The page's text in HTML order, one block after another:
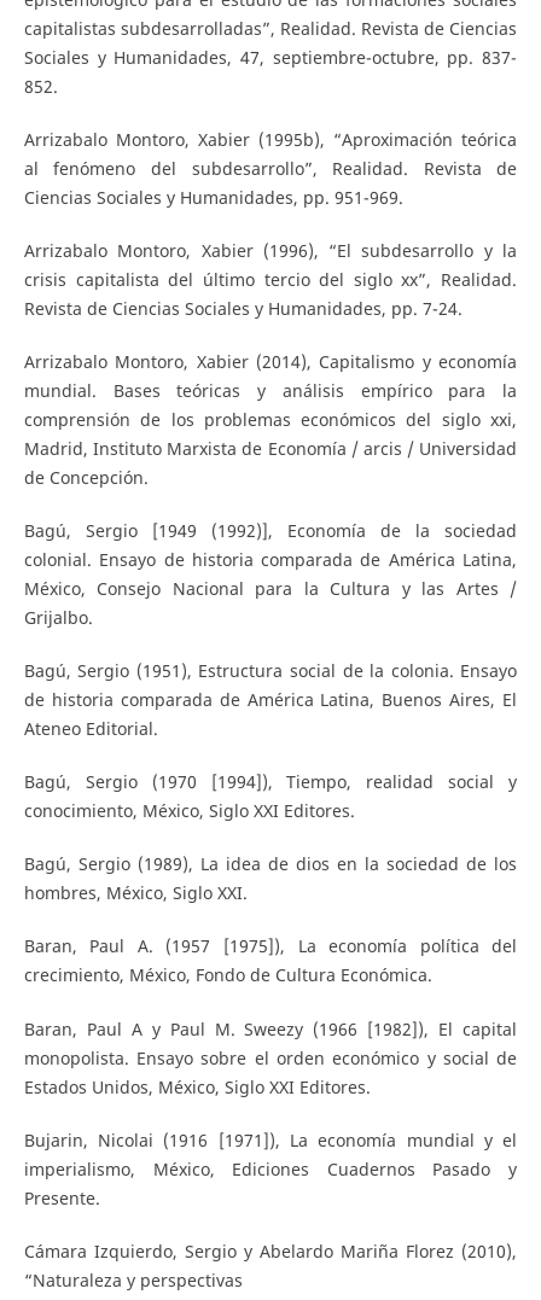
capitalistas subdesarrolladas”, Realidad. Revista de Ciencias
Sociales y Humanidades, 47, septiembre-octubre, pp. 837-
852.
Arrizabalo Montoro, Xabier (1995b), “Aproximación teórica
al fenómeno del subdesarrollo”, Realidad. Revista de
Ciencias Sociales y Humanidades, pp. 951-969.
Arrizabalo Montoro, Xabier (1996), “El subdesarrollo y la
crisis capitalista del último tercio del siglo xx”, Realidad.
Revista de Ciencias Sociales y Humanidades, pp. 7-24.
Arrizabalo Montoro, Xabier (2014), Capitalismo y economía
mundial. Bases teóricas y análisis empírico para la
comprensión de los problemas económicos del siglo xxi,
Madrid, Instituto Marxista de Economía / arcis / Universidad
de Concepción.
Bagú, Sergio [1949 (1992)], Economía de la sociedad
colonial. Ensayo de historia comparada de América Latina,
México, Consejo Nacional para la Cultura y las Artes /
Grijalbo.
Bagú, Sergio (1951), Estructura social de la colonia. Ensayo
de historia comparada de América Latina, Buenos Aires, El
Ateneo Editorial.
Bagú, Sergio (1970 [1994]), Tiempo, realidad social y
conocimiento, México, Siglo XXI Editores.
Bagú, Sergio (1989), La idea de dios en la sociedad de los
hombres, México, Siglo XXI.
Baran, Paul A. (1957 [1975]), La economía política del
crecimiento, México, Fondo de Cultura Económica.
Baran, Paul A y Paul M. Sweezy (1966 [1982]), El capital
monopolista. Ensayo sobre el orden económico y social de
Estados Unidos, México, Siglo XXI Editores.
Bujarin, Nicolai (1916 [1971]), La economía mundial y el
imperialismo, México, Ediciones Cuadernos Pasado y
Presente.
Cámara Izquierdo, Sergio y Abelardo Mariña Florez (2010),
“Naturaleza y perspectivas